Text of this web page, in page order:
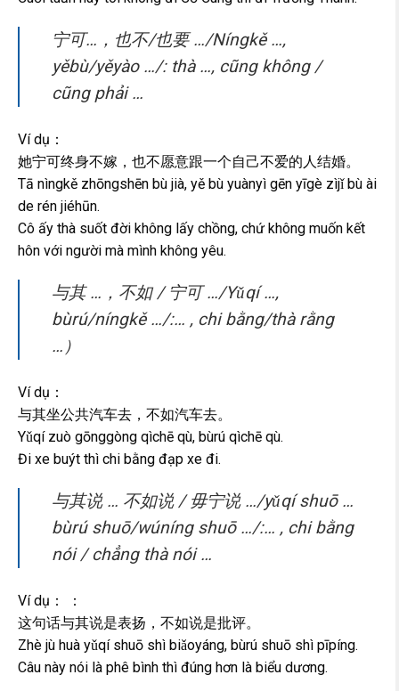
宁可…，也不/也要 …/Níngkě …,
yěbù/yěyào …/: thà …, cũng không /
cũng phải …
Ví dụ：
她宁可终身不嫁，也不愿意跟一个自己不爱的人结婚。
Tā nìngkě zhōngshēn bù jià, yě bù yuànyì gēn yīgè zìjǐ bù ài
de rén jiéhūn.
Cô ấy thà suốt đời không lấy chồng, chứ không muốn kết
hôn với người mà mình không yêu.
与其 …，不如 / 宁可 …/Yǔqí …,
bùrú/níngkě …/:… , chi bằng/thà rằng
…）
Ví dụ：
与其坐公共汽车去，不如汽车去。
Yǔqí zuò gōnggòng qìchē qù, bùrú qìchē qù.
Đi xe buýt thì chi bằng đạp xe đi.
与其说 … 不如说 / 毋宁说 …/yǔqí shuō …
bùrú shuō/wúníng shuō …/:… , chi bằng
nói / chẳng thà nói …
Ví dụ： ：
这句话与其说是表扬，不如说是批评。
Zhè jù huà yǔqí shuō shì biǎoyáng, bùrú shuō shì pīpíng.
Câu này nói là phê bình thì đúng hơn là biểu dương.